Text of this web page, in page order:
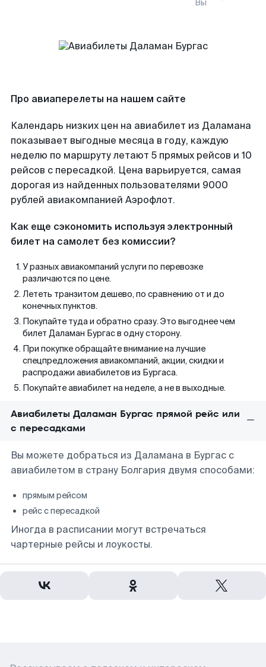
Вы
Про авиаперелеты на нашем сайте
Календарь низких цен на авиабилет из Даламана
показывает выгодные месяца в году, каждую
неделю по маршруту летают 5 прямых рейсов и 10
рейсов с пересадкой. Цена варьируется, самая
дорогая из найденных пользователями 9000
рублей авиакомпанией Аэрофлот.
Как еще сэкономить используя электронный
билет на самолет без комиссии?
У разных авиакомпаний услуги по перевозке
различаются по цене.
Лететь транзитом дешево, по сравнению от и до
конечных пунктов.
Покупайте туда и обратно сразу. Это выгоднее чем
билет Даламан Бургас в одну сторону.
При покупке обращайте внимание на лучшие
спецпредложения авиакомпаний, акции, скидки и
распродажи авиабилетов из Бургаса.
Покупайте авиабилет на неделе, а не в выходные.
Авиабилеты Даламан Бургас прямой рейс или
с пересадками
Вы можете добраться из Даламана в Бургас с
авиабилетом в страну Болгария двумя способами:
прямым рейсом
рейс с пересадкой
Иногда в расписании могут встречаться
чартерные рейсы и лоукосты.